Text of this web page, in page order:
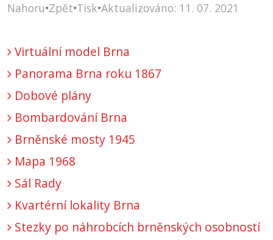
Nahoru•Zpět•Tisk•Aktualizováno: 11. 07. 2021
Virtuální model Brna
Panorama Brna roku 1867
Dobové plány
Bombardování Brna
Brněnské mosty 1945
Mapa 1968
Sál Rady
Kvartérní lokality Brna
Stezky po náhrobcích brněnských osobností